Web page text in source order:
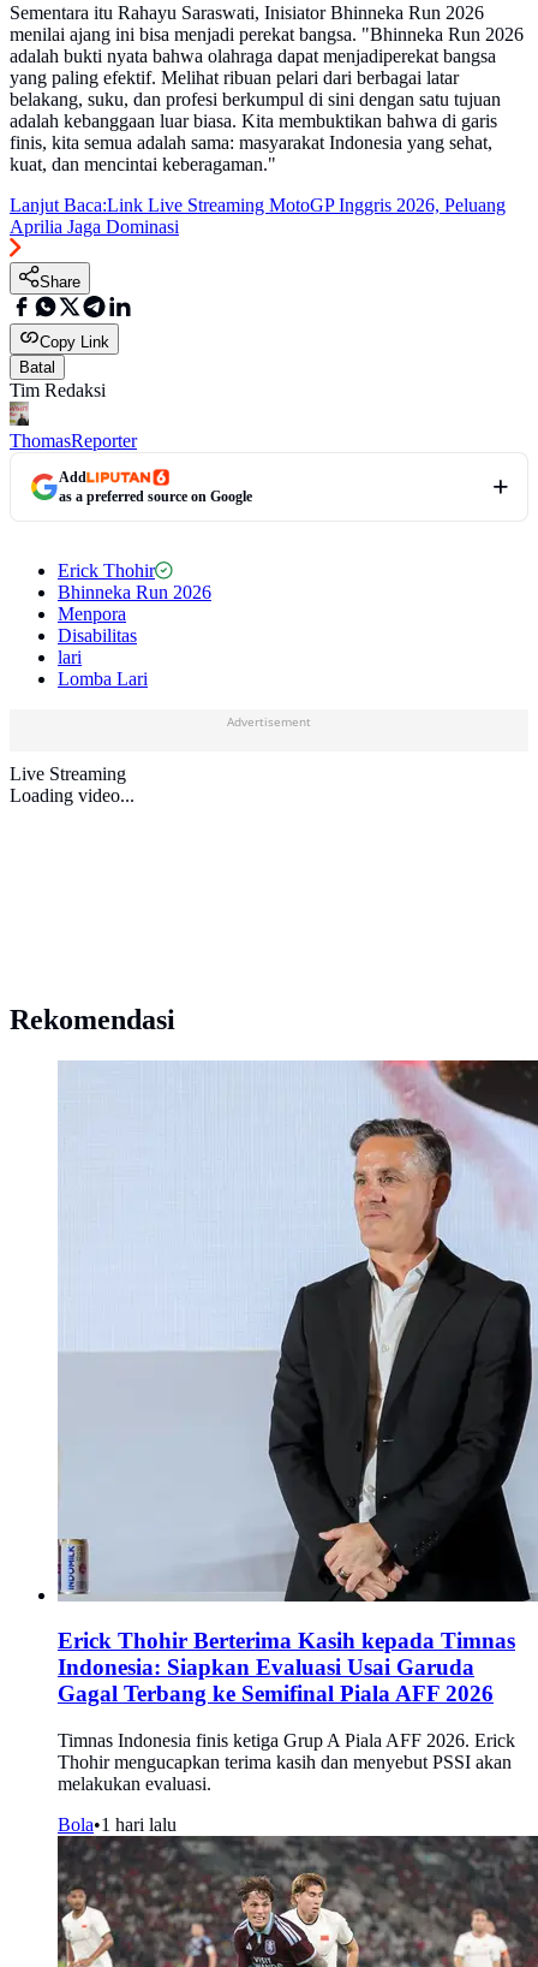
Sementara itu Rahayu Saraswati, Inisiator Bhinneka Run 2026
menilai ajang ini bisa menjadi perekat bangsa. "Bhinneka Run 2026
adalah bukti nyata bahwa olahraga dapat menjadiperekat bangsa
yang paling efektif. Melihat ribuan pelari dari berbagai latar
belakang, suku, dan profesi berkumpul di sini dengan satu tujuan
adalah kebanggaan luar biasa. Kita membuktikan bahwa di garis
finis, kita semua adalah sama: masyarakat Indonesia yang sehat,
kuat, dan mencintai keberagaman."
Lanjut Baca:Link Live Streaming MotoGP Inggris 2026, Peluang
Aprilia Jaga Dominasi
Share
Copy Link
Batal
Tim Redaksi
ThomasReporter
Add
as a preferred source on Google
Erick Thohir
Bhinneka Run 2026
Menpora
Disabilitas
lari
Lomba Lari
Advertisement
Live Streaming
Loading video...
Rekomendasi
Erick Thohir Berterima Kasih kepada Timnas
Indonesia: Siapkan Evaluasi Usai Garuda
Gagal Terbang ke Semifinal Piala AFF 2026
Timnas Indonesia finis ketiga Grup A Piala AFF 2026. Erick
Thohir mengucapkan terima kasih dan menyebut PSSI akan
melakukan evaluasi.
Bola•1 hari lalu